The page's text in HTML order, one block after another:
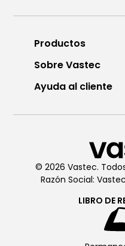
De
a
De
a
Productos
Sobre Vastec
Ayuda al cliente
© 2026 Vastec.
Razón Social:
LIBRO DE